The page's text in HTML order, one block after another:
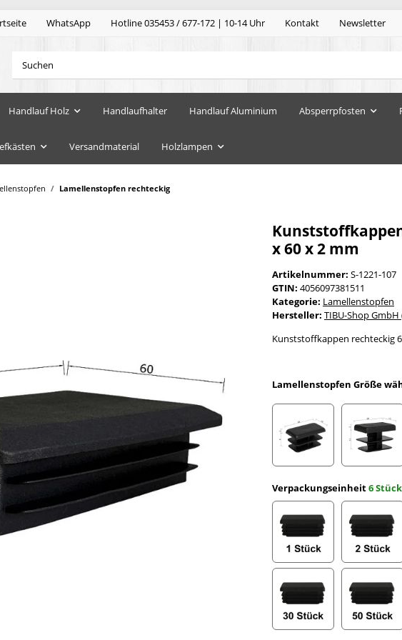
WhatsApp Hotline 035453 / 677-172 | 10-14 Uhr Kontakt Newsletter
Handlauf Holz Handlaufhalter Handlauf Aluminium Absperrpfosten
Versandmaterial Holzlampen
Lamellenstopfen rechteckig
x 60 x 2 mm
Artikelnummer: S-1221-107
GTIN: 4056097381511
Kategorie: Lamellenstopfen
Hersteller: TIBU-Shop
Kunststoffkappen rechteckig
Lamellenstopfen Größe
Verpackungseinheit6 Stück
1 Stück 2 Stück